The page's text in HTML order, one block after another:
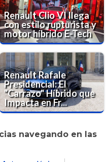
Renault Clio VI llega
con estilo rupturista y
motor híbrido E-Tech
Renault Rafale
Presidencial: El
"Carrazo" Híbrido que
Impacta en Fr...
navegando en las